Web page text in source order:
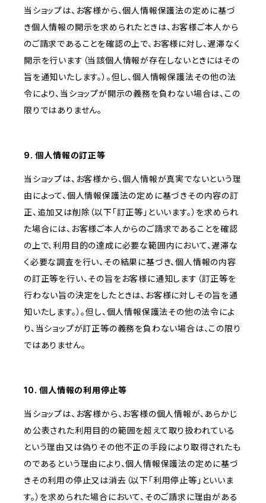
当ショップは、お客様から、個人情報保護法の定めに基づ
き個人情報の開示を求められたときは、お客様ご本人から
のご請求であることを確認の上で、お客様に対し、遅滞なく
開示を行います（当該個人情報が存在しないときにはその
旨を通知いたします。）。但し、個人情報保護法その他の法
令により、当ショップが開示の義務を負わない場合は、この
限りではありません。
9. 個人情報の訂正等
当ショップは、お客様から、個人情報が真実でないという理
由によって、個人情報保護法の定めに基づきその内容の訂
正、追加又は削除（以下「訂正等」といいます。）を求められ
た場合には、お客様ご本人からのご請求であることを確認
の上で、利用目的の達成に必要な範囲内において、遅滞な
く必要な調査を行い、その結果に基づき、個人情報の内容
の訂正等を行い、その旨をお客様に通知します（訂正等を
行わない旨の決定をしたときは、お客様に対しその旨を通
知いたします。）。但し、個人情報保護法その他の法令によ
り、当ショップが訂正等の義務を負わない場合は、この限り
ではありません。
10. 個人情報の利用停止等
当ショップは、お客様から、お客様の個人情報が、あらかじ
め公表された利用目的の範囲を超えて取り扱われている
という理由又は偽りその他不正の手段により取得されたも
のであるという理由により、個人情報保護法の定めに基づ
きその利用の停止又は消去（以下「利用停止等」といいま
す。）を求められた場合において、そのご請求に理由がある